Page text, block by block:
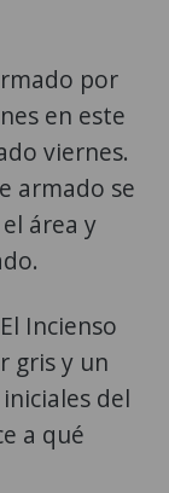
por
en este
viernes.
armado se
área y
Incienso
gris y un
del
a qué